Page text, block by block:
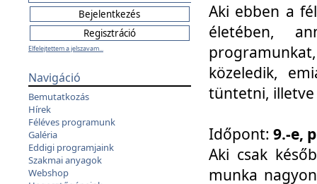
Elfelejtettem a jelszavam...
Navigáció
Bemutatkozás
Hírek
Féléves programunk
Galéria
Eddigi programjaink
Szakmai anyagok
Webshop
Aki ebben a
életében,
közeledik,
tüntetni, illetve
Időpont: 9.-e,
Aki csak
munka